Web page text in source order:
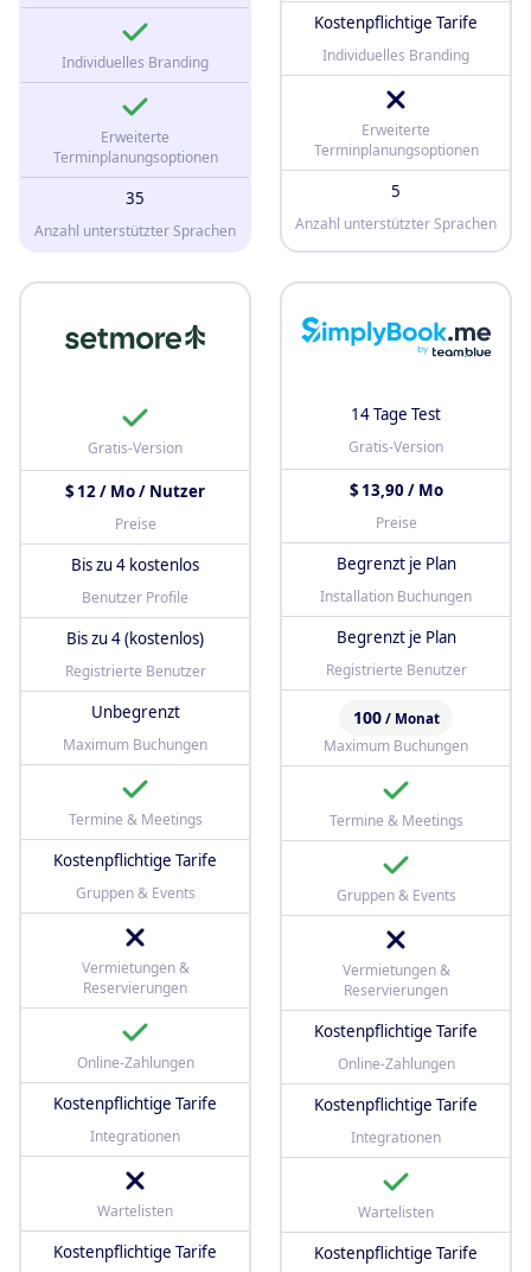
Individuelles Branding
Erweiterte
Terminplanungsoptionen
35
Anzahl unterstützter Sprachen
Kostenpflichtige Tarife
Individuelles Branding
Erweiterte
Terminplanungsoptionen
5
Anzahl unterstützter Sprachen
Gratis-Version
$ 12 / Mo / Nutzer
Preise
Bis zu 4 kostenlos
Benutzer Profile
Bis zu 4 (kostenlos)
Registrierte Benutzer
Unbegrenzt
Maximum Buchungen
Termine & Meetings
Kostenpflichtige Tarife
Gruppen & Events
Vermietungen &
Reservierungen
Online-Zahlungen
Kostenpflichtige Tarife
Integrationen
Wartelisten
Kostenpflichtige Tarife
14 Tage Test
Gratis-Version
$ 13,90 / Mo
Preise
Begrenzt je Plan
Installation Buchungen
Begrenzt je Plan
Registrierte Benutzer
100/ Monat
Maximum Buchungen
Termine & Meetings
Gruppen & Events
Vermietungen &
Reservierungen
Kostenpflichtige Tarife
Online-Zahlungen
Kostenpflichtige Tarife
Integrationen
Wartelisten
Kostenpflichtige Tarife